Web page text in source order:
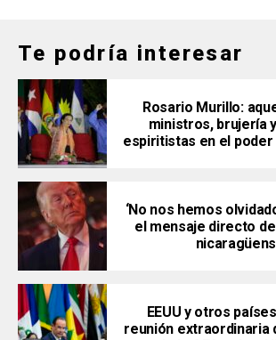
Te podría interesar
Rosario Murillo:
ministros, brujería
espiritistas en el
‘No nos hemos
el mensaje directo de
EEUU y otros
reunión extraordinaria